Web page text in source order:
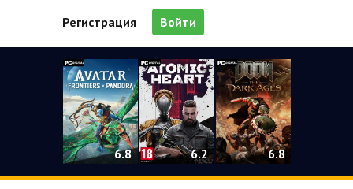
Регистрация Войти
6.8 6.2 6.8